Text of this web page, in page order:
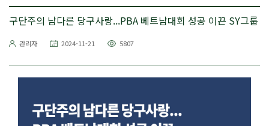
구단주의 남다른 당구사랑...PBA 베트남대회 성공 이끈 SY그룹
관리자 2024-11-21 5807